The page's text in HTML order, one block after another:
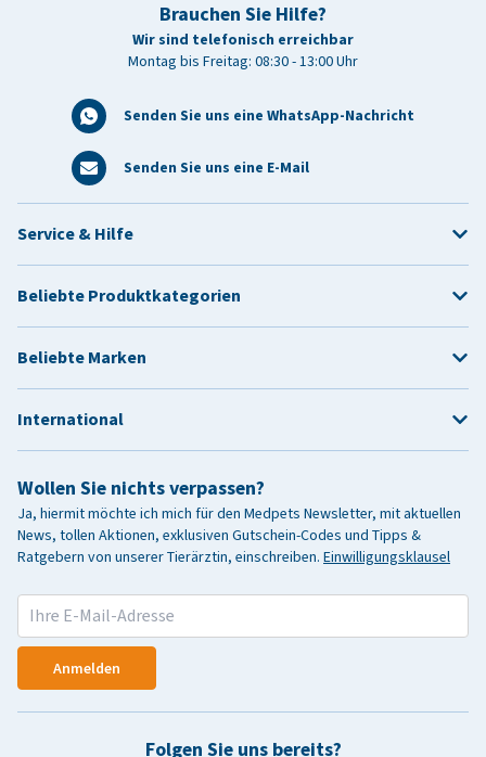
Brauchen Sie Hilfe?
Wir sind telefonisch erreichbar
Montag bis Freitag: 08:30 - 13:00 Uhr
Senden Sie uns eine WhatsApp-Nachricht
Senden Sie uns eine E-Mail
Wollen Sie nichts verpassen?
Ja, hiermit möchte ich mich für den Medpets Newsletter, mit aktuellen
News, tollen Aktionen, exklusiven Gutschein-Codes und Tipps &
Ratgebern von unserer Tierärztin, einschreiben. Einwilligungsklausel
Anmelden
Folgen Sie uns bereits?
Service & Hilfe
Beliebte Produktkategorien
Beliebte Marken
International